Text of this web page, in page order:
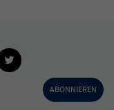
ABONNIEREN